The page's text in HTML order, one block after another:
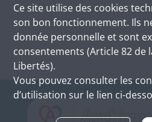
Ce site utilise des cookies
son bon fonctionnement. Ils
donnée personnelle et sont
consentements (Article 82 de
Libertés).
Vous pouvez consulter les
d’utilisation sur le lien ci-